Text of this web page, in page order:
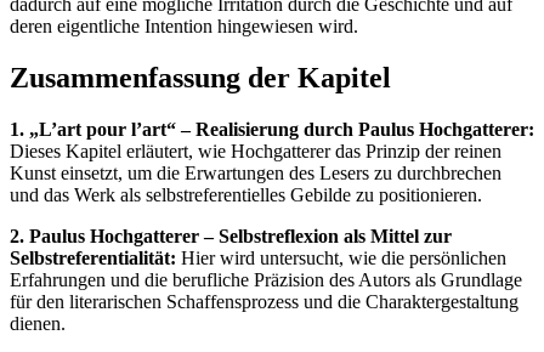
dadurch auf eine mögliche Irritation durch die Geschichte und auf
deren eigentliche Intention hingewiesen wird.
Zusammenfassung der Kapitel
1. „L’art pour l’art“ – Realisierung durch Paulus Hochgatterer:
Dieses Kapitel erläutert, wie Hochgatterer das Prinzip der reinen
Kunst einsetzt, um die Erwartungen des Lesers zu durchbrechen
und das Werk als selbstreferentielles Gebilde zu positionieren.
2. Paulus Hochgatterer – Selbstreflexion als Mittel zur
Selbstreferentialität: Hier wird untersucht, wie die persönlichen
Erfahrungen und die berufliche Präzision des Autors als Grundlage
für den literarischen Schaffensprozess und die Charaktergestaltung
dienen.